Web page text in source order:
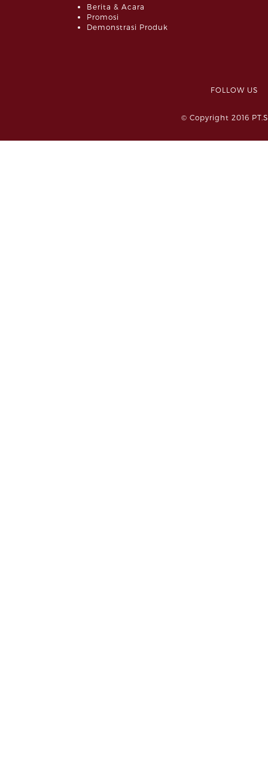
Berita & Acara
Promosi
Demonstrasi Produk
FOLLOW
© Copyright 2016